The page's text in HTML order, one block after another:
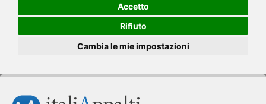
Accetto
Rifiuto
Cambia le mie impostazioni